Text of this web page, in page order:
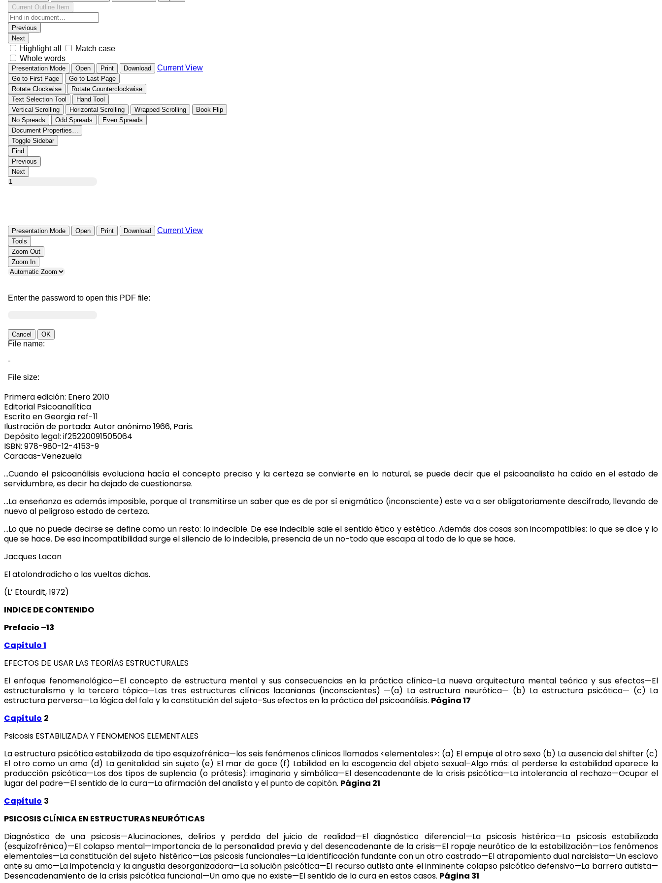
Primera edición: Enero 2010
Editorial Psicoanalítica
Escrito en Georgia ref-11
Ilustración de portada: Autor anónimo 1966, Paris.
Depósito legal: if25220091505064
ISBN: 978-980-12-4153-9
Caracas-Venezuela
…Cuando el psicoanálisis evoluciona hacía el concepto preciso y la certeza se convierte en lo natural, se puede decir que el psicoanalista ha caído en el estado de
servidumbre, es decir ha dejado de cuestionarse.
…La enseñanza es además imposible, porque al transmitirse un saber que es de por sí enigmático (inconsciente) este va a ser obligatoriamente descifrado, llevando de
nuevo al peligroso estado de certeza.
…Lo que no puede decirse se define como un resto: lo indecible. De ese indecible sale el sentido ético y estético. Además dos cosas son incompatibles: lo que se dice y lo
que se hace. De esa incompatibilidad surge el silencio de lo indecible, presencia de un no-todo que escapa al todo de lo que se hace.
Jacques Lacan
El atolondradicho o las vueltas dichas.
(L’ Etourdit, 1972)
INDICE DE CONTENIDO
Prefacio –13
Capítulo 1
EFECTOS DE USAR LAS TEORÍAS ESTRUCTURALES
El enfoque fenomenológico—El concepto de estructura mental y sus consecuencias en la práctica clínica–La nueva arquitectura mental teórica y sus efectos—El
estructuralismo y la tercera tópica—Las tres estructuras clínicas lacanianas (inconscientes) —(a) La estructura neurótica— (b) La estructura psicótica— (c) La
estructura perversa—La lógica del falo y la constitución del sujeto–Sus efectos en la práctica del psicoanálisis. Página 17
Capítulo 2
Psicosis ESTABILIZADA Y FENOMENOS ELEMENTALES
La estructura psicótica estabilizada de tipo esquizofrénica—los seis fenómenos clínicos llamados <elementales>: (a) El empuje al otro sexo (b) La ausencia del shifter (c)
El otro como un amo (d) La genitalidad sin sujeto (e) El mar de goce (f) Labilidad en la escogencia del objeto sexual–Algo más: al perderse la estabilidad aparece la
producción psicótica—Los dos tipos de suplencia (o prótesis): imaginaria y simbólica—El desencadenante de la crisis psicótica—La intolerancia al rechazo—Ocupar el
lugar del padre—El sentido de la cura—La afirmación del analista y el punto de capitón. Página 21
Capítulo 3
PSICOSIS CLÍNICA EN ESTRUCTURAS NEURÓTICAS
Diagnóstico de una psicosis—Alucinaciones, delirios y perdida del juicio de realidad—El diagnóstico diferencial—La psicosis histérica—La psicosis estabilizada
(esquizofrénica)—El colapso mental—Importancia de la personalidad previa y del desencadenante de la crisis—El ropaje neurótico de la estabilización—Los fenómenos
elementales—La constitución del sujeto histérico—Las psicosis funcionales—La identificación fundante con un otro castrado—El atrapamiento dual narcisista—Un esclavo
ante su amo—La impotencia y la angustia desorganizadora—La solución psicótica—El recurso autista ante el inminente colapso psicótico defensivo—La barrera autista—
Desencadenamiento de la crisis psicótica funcional—Un amo que no existe—El sentido de la cura en estos casos. Página 31